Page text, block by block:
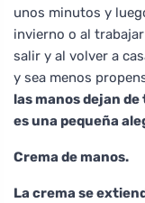
unos minutos y
invierno o al
salir y al volver a
y sea menos
las manos dejan
es una pequeña
Crema de manos.
La crema se